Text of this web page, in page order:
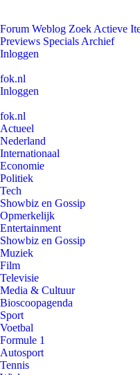
Forum Weblog Zoek Actieve
Previews Specials Archief
Inloggen
fok.nl
Inloggen
fok.nl
Actueel
Nederland
Internationaal
Economie
Politiek
Tech
Showbiz en Gossip
Opmerkelijk
Entertainment
Showbiz en Gossip
Muziek
Film
Televisie
Media & Cultuur
Bioscoopagenda
Sport
Voetbal
Formule 1
Autosport
Tennis